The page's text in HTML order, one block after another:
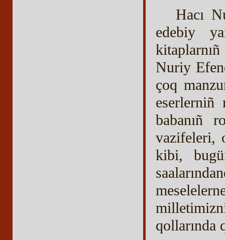
Hacı
edebiy
Nuriy
çoq
babanıñ
vazifeleri,
kibi,
qollarında